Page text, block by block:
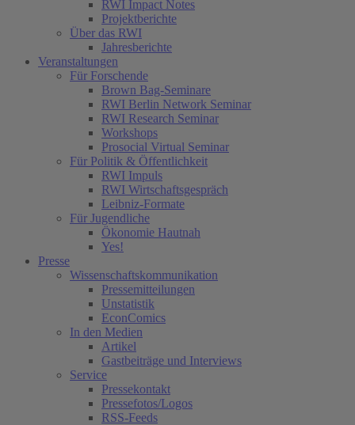
RWI Impact Notes
Projektberichte
Über das RWI
Jahresberichte
Veranstaltungen
Für Forschende
Brown Bag-Seminare
RWI Berlin Network Seminar
RWI Research Seminar
Workshops
Prosocial Virtual Seminar
Für Politik & Öffentlichkeit
RWI Impuls
RWI Wirtschaftsgespräch
Leibniz-Formate
Für Jugendliche
Ökonomie Hautnah
Yes!
Presse
Wissenschaftskommunikation
Pressemitteilungen
Unstatistik
EconComics
In den Medien
Artikel
Gastbeiträge und Interviews
Service
Pressekontakt
Pressefotos/Logos
RSS-Feeds